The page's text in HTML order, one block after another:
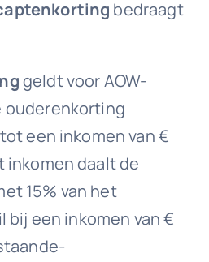
bedraagt
geldt voor AOW-
ouderenkorting
een inkomen van €
inkomen daalt de
15% van het
een inkomen van €